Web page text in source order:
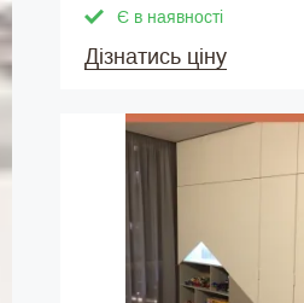
Є в наявності
Дізнатись ціну